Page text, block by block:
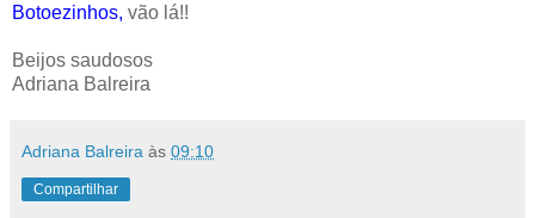
Botoezinhos, vão lá!!
Beijos saudosos
Adriana Balreira
Adriana Balreira às 09:10
Compartilhar